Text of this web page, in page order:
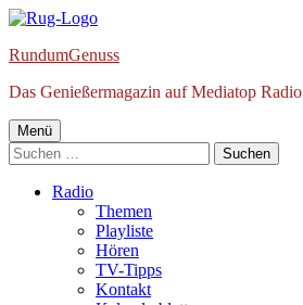
Springe
Inhalt
RundumGenuss
Das Genießermagazin auf Mediatop Radio
Primäres
Menü
Menü
Suchen
nach:
Radio
Themen
Playliste
Hören
TV-Tipps
Kontakt